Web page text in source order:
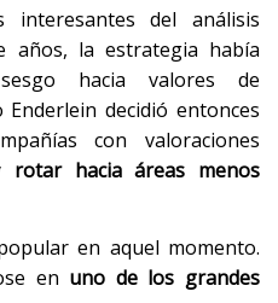
del análisis
años, la estrategia había
hacia valores de
decidió entonces
con valoraciones
rotar hacia áreas menos
en aquel momento.
en uno de los grandes